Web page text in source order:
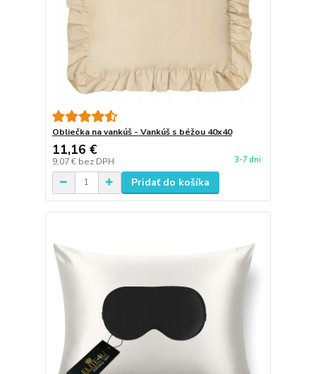
Obliečka na vankúš - Vankúš s béžou 40x40
11,16 €
9,07 € bez DPH 3-7 dni
Pridať do košíka